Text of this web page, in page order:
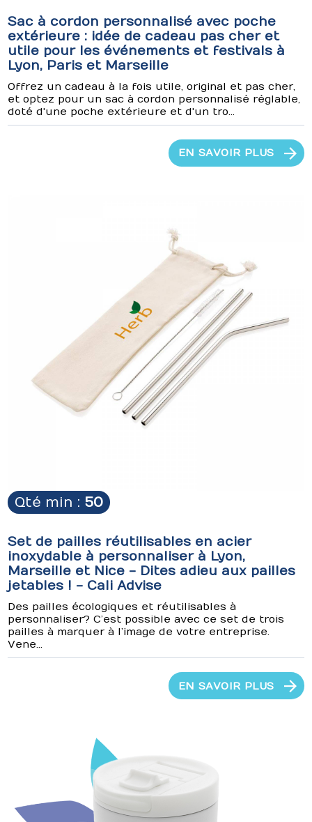
Sac à cordon personnalisé avec poche
extérieure : idée de cadeau pas cher et
utile pour les événements et festivals à
Lyon, Paris et Marseille
Offrez un cadeau à la fois utile, original et pas cher,
et optez pour un sac à cordon personnalisé réglable,
doté d'une poche extérieure et d'un tro...
EN SAVOIR PLUS
Qté min : 50
Set de pailles réutilisables en acier
inoxydable à personnaliser à Lyon,
Marseille et Nice - Dites adieu aux pailles
jetables ! - Cali Advise
Des pailles écologiques et réutilisables à
personnaliser ? C’est possible avec ce set de trois
pailles à marquer à l’image de votre entreprise.
Vene...
EN SAVOIR PLUS